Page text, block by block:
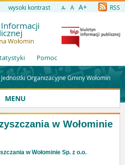
wysoki kontrast A- A A+ RSS
Wołomin
Pomoc
Organizacyjne Gminy Wołomin
MENU
w Wołominie
w Wołominie Sp. z o.o.